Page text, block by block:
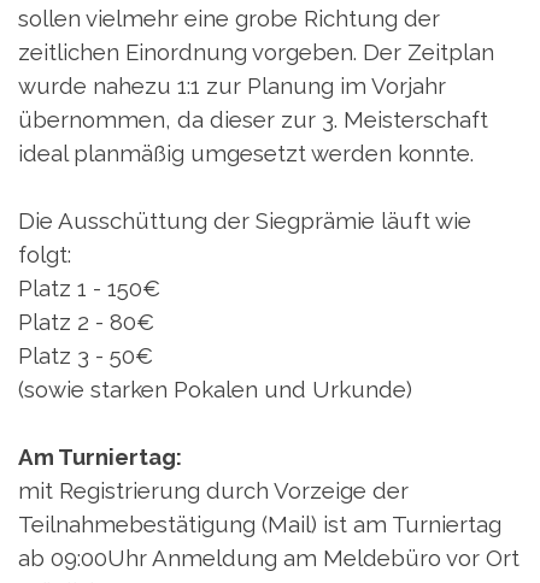
sollen vielmehr eine grobe Richtung der
zeitlichen Einordnung vorgeben. Der Zeitplan
wurde nahezu 1:1 zur Planung im Vorjahr
übernommen, da dieser zur 3. Meisterschaft
ideal planmäßig umgesetzt werden konnte.
Die Ausschüttung der Siegprämie läuft wie
folgt:
Platz 1 - 150€
Platz 2 - 80€
Platz 3 - 50€
(sowie starken Pokalen und Urkunde)
Am Turniertag:
mit Registrierung durch Vorzeige der
Teilnahmebestätigung (Mail) ist am Turniertag
ab 09:00Uhr Anmeldung am Meldebüro vor Ort